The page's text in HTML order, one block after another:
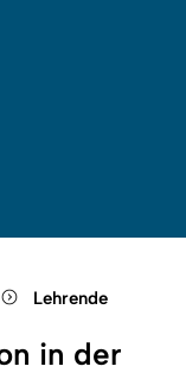
Lehrende
in der